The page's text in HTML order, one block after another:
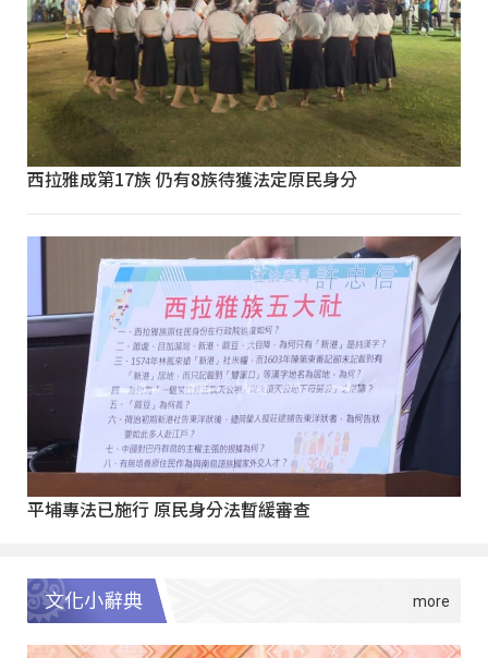
西拉雅成第17族 仍有8族待獲法定原民身分
平埔專法已施行 原民身分法暫緩審查
文化小辭典